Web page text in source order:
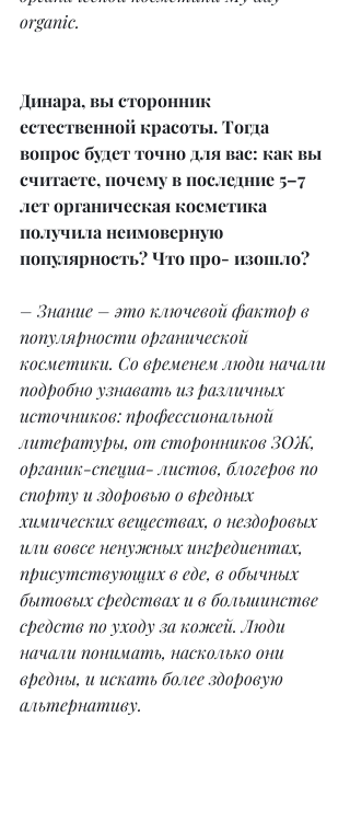
organic.
Динара, вы сторонник
естественной красоты. Тогда
вопрос будет точно для вас: как вы
считаете, почему в последние 5–7
лет органическая косметика
получила неимоверную
популярность? Что про- изошло?
– Знание – это ключевой фактор в
популярности органической
косметики. Со временем люди начали
подробно узнавать из различных
источников: профессиональной
литературы, от сторонников ЗОЖ,
органик-специа- листов, блогеров по
спорту и здоровью о вредных
химических веществах, о нездоровых
или вовсе ненужных ингредиентах,
присутствующих в еде, в обычных
бытовых средствах и в большинстве
средств по уходу за кожей. Люди
начали понимать, насколько они
вредны, и искать более здоровую
альтернативу.